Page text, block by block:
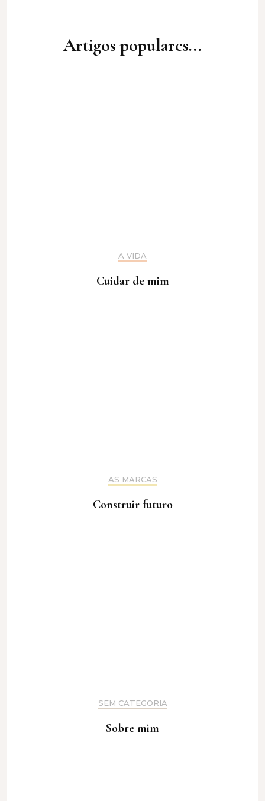
Artigos populares...
A VIDA
Cuidar de mim
AS MARCAS
Construir futuro
SEM CATEGORIA
Sobre mim